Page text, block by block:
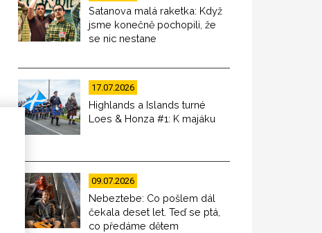
Satanova malá raketka: Když
jsme konečně pochopili, že
se nic nestane
17.07.2026
Highlands a Islands turné
Loes & Honza #1: K majáku
09.07.2026
Nebeztebe: Co pošlem dál
čekala deset let. Teď se ptá,
co předáme dětem